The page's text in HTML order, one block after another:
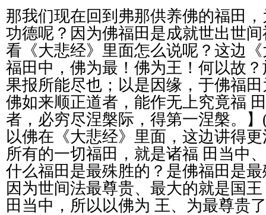
那我们现在回到弗那供养佛的福田
功德呢？因为佛福田是成就世出世
看《大悲经》里面怎么说呢？这边
福田中，佛为最！佛为王！何以故
果报所能尽也；以是因缘，于佛福
佛如来顺正道者，能作无上究竟福
者，必穷尽涅槃际，得第一涅槃。】
以佛在《大悲经》里面，这边讲得
所有的一切福田，就是诸福 田当中
什么福田是最殊胜的？是佛福田是
因为世间法最尊贵、最大的就是国
田当中，所以以佛为 王、为最尊贵